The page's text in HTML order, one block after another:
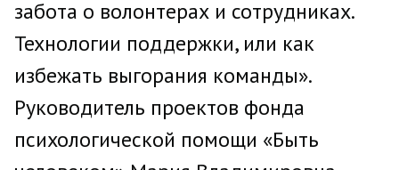
забота о волонтерах и сотрудниках.
Технологии поддержки, или как
избежать выгорания команды».
Руководитель проектов фонда
психологической помощи «Быть